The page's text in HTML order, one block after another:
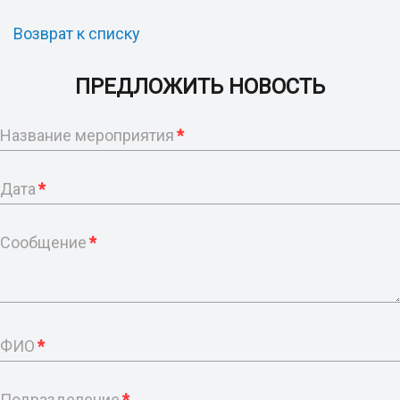
Возврат к списку
ПРЕДЛОЖИТЬ НОВОСТЬ
Название мероприятия*
Дата*
Сообщение*
ФИО*